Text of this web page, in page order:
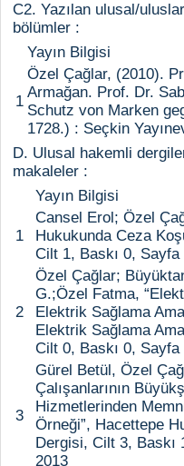
C2. Yazılan ulusal/
bölümler :
Yayın Bilgisi
1
Özel Çağlar, (2010).
Armağan. Prof. Dr.
Schutz von Marken
1728.) : Seçkin
D. Ulusal hakemli
makaleler :
Yayın Bilgisi
1
Cansel Erol; Özel
Hukukunda Ceza
Cilt 1, Baskı 0,
2
Özel Çağlar;
G.;Özel Fatma,
Elektrik Sağlama
Elektrik Sağlama
Cilt 0, Baskı 0,
3
Gürel Betül, Özel
Çalışanlarının
Hizmetlerinden
Örneği”, Hacettepe
Dergisi, Cilt 3, Baskı
2013